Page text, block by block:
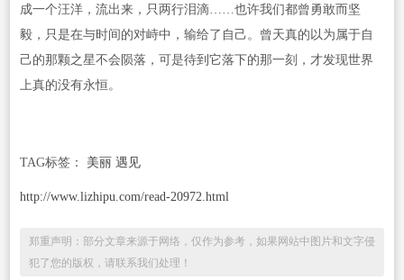
成一个汪洋，流出来，只两行泪滴……也许我们都曾勇敢而坚
毅，只是在与时间的对峙中，输给了自己。曾天真的以为属于自
己的那颗之星不会陨落，可是待到它落下的那一刻，才发现世界
上真的没有永恒。
TAG标签： 美丽 遇见
http://www.lizhipu.com/read-20972.html
郑重声明：部分文章来源于网络，仅作为参考，如果网站中图片和文字侵
犯了您的版权，请联系我们处理！